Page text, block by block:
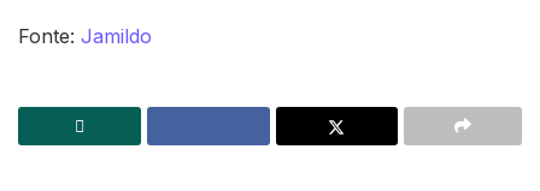
Fonte: Jamildo